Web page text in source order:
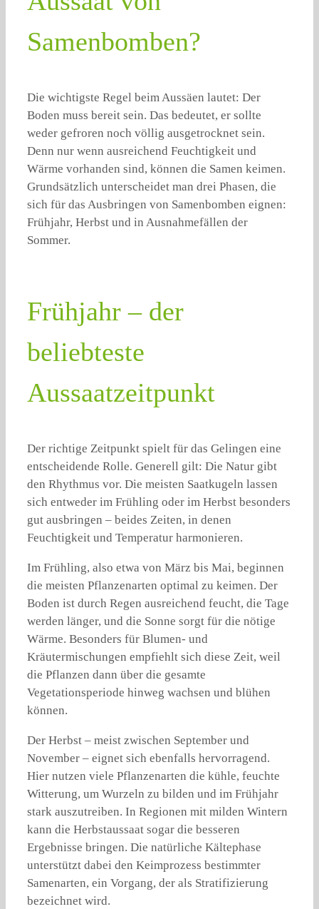
Samenbomben?
Die wichtigste Regel beim Aussäen lautet: Der
Boden muss bereit sein. Das bedeutet, er sollte
weder gefroren noch völlig ausgetrocknet sein.
Denn nur wenn ausreichend Feuchtigkeit und
Wärme vorhanden sind, können die Samen keimen.
Grundsätzlich unterscheidet man drei Phasen, die
sich für das Ausbringen von Samenbomben eignen:
Frühjahr, Herbst und in Ausnahmefällen der
Sommer.
Frühjahr – der
beliebteste
Aussaatzeitpunkt
Der richtige Zeitpunkt spielt für das Gelingen eine
entscheidende Rolle. Generell gilt: Die Natur gibt
den Rhythmus vor. Die meisten Saatkugeln lassen
sich entweder im Frühling oder im Herbst besonders
gut ausbringen – beides Zeiten, in denen
Feuchtigkeit und Temperatur harmonieren.
Im Frühling, also etwa von März bis Mai, beginnen
die meisten Pflanzenarten optimal zu keimen. Der
Boden ist durch Regen ausreichend feucht, die Tage
werden länger, und die Sonne sorgt für die nötige
Wärme. Besonders für Blumen- und
Kräutermischungen empfiehlt sich diese Zeit, weil
die Pflanzen dann über die gesamte
Vegetationsperiode hinweg wachsen und blühen
können.
Der Herbst – meist zwischen September und
November – eignet sich ebenfalls hervorragend.
Hier nutzen viele Pflanzenarten die kühle, feuchte
Witterung, um Wurzeln zu bilden und im Frühjahr
stark auszutreiben. In Regionen mit milden Wintern
kann die Herbstaussaat sogar die besseren
Ergebnisse bringen. Die natürliche Kältephase
unterstützt dabei den Keimprozess bestimmter
Samenarten, ein Vorgang, der als Stratifizierung
bezeichnet wird.